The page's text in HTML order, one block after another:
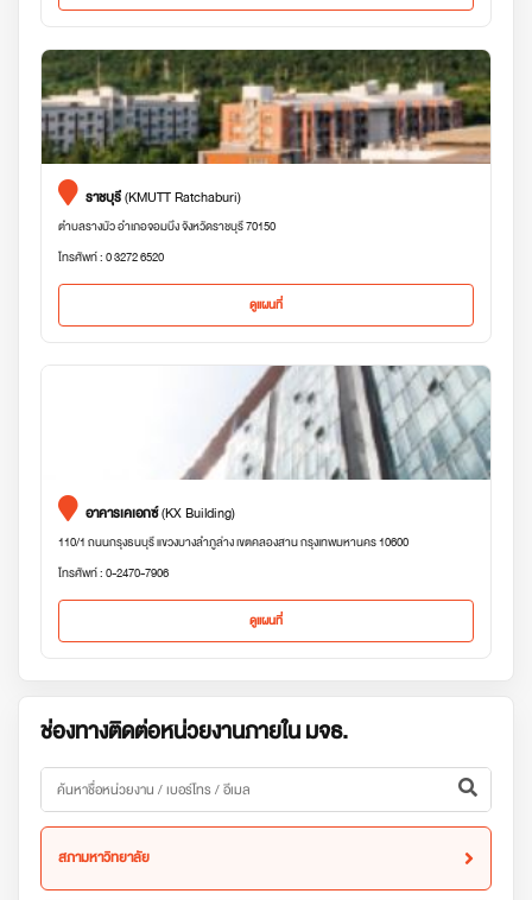
ราชบุรี(KMUTT Ratchaburi)
ตำบลรางบัว อำเภอจอมบึง จังหวัดราชบุรี 70150
โทรศัพท์ : 0 3272 6520
ดูแผนที่
อาคารเคเอกซ์(KX Building)
110/1 ถนนกรุงธนบุรี แขวงบางลำภูล่าง เขตคลองสาน กรุงเทพมหานคร 10600
โทรศัพท์ : 0-2470-7906
ดูแผนที่
ช่องทางติดต่อหน่วยงานภายใน มจธ.
สภามหาวิทยาลัย